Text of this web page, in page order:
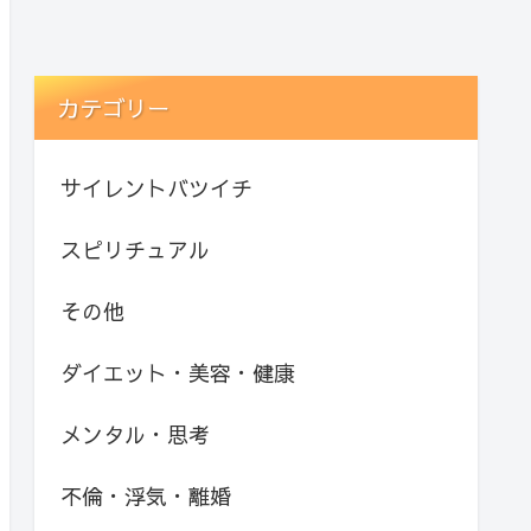
カテゴリー
サイレントバツイチ
スピリチュアル
その他
ダイエット・美容・健康
メンタル・思考
不倫・浮気・離婚